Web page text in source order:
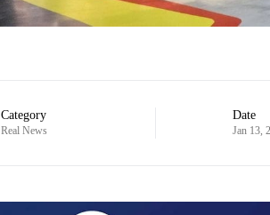
Category
Real News
Date
Jan 13,